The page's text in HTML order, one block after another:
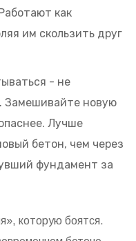
как
им скользить друг
- не
Замешивайте новую
Лучше
бетон, чем через
фундамент за
которую боятся.